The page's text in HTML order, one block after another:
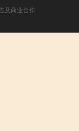
及商业合作